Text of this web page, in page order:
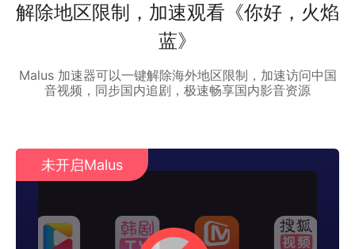
解除地区限制，加速观看《你好，火焰
蓝》
Malus 加速器可以一键解除海外地区限制，加速访问中国
音视频，同步国内追剧，极速畅享国内影音资源
未开启Malus